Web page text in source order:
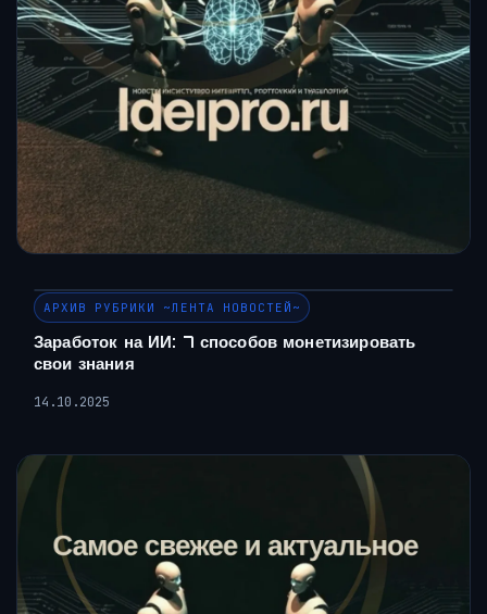
АРХИВ РУБРИКИ ~ЛЕНТА НОВОСТЕЙ~
Заработок на ИИ: 7 способов монетизировать
свои знания
14.10.2025